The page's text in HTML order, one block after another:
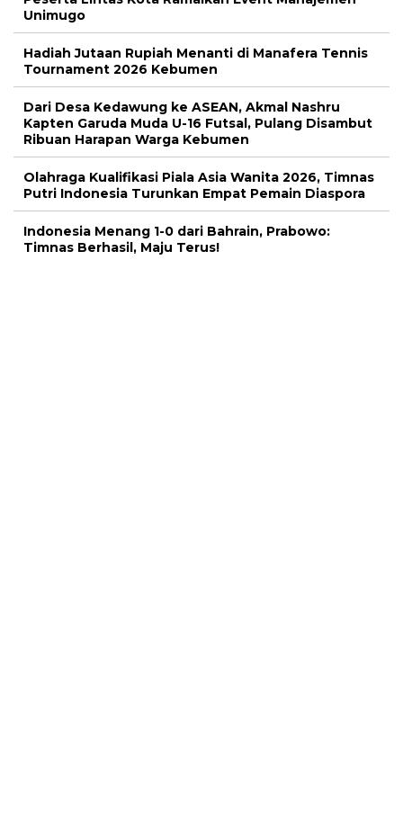
Unimugo
Hadiah Jutaan Rupiah Menanti di Manafera Tennis
Tournament 2026 Kebumen
Dari Desa Kedawung ke ASEAN, Akmal Nashru
Kapten Garuda Muda U-16 Futsal, Pulang Disambut
Ribuan Harapan Warga Kebumen
Olahraga Kualifikasi Piala Asia Wanita 2026, Timnas
Putri Indonesia Turunkan Empat Pemain Diaspora
Indonesia Menang 1-0 dari Bahrain, Prabowo:
Timnas Berhasil, Maju Terus!